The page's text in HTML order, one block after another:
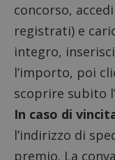
concorso,
registrati) e
integro,
l’importo, poi
scoprire subito
In caso di
l’indirizzo di
premio. La